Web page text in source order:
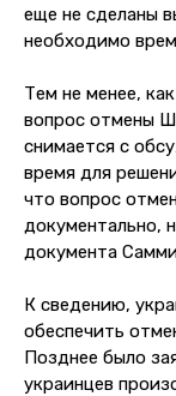
еще не сделаны
необходимо
Тем не менее,
вопрос отмены
снимается с
время для
что вопрос
документально,
документа
К сведению,
обеспечить
Позднее было
украинцев